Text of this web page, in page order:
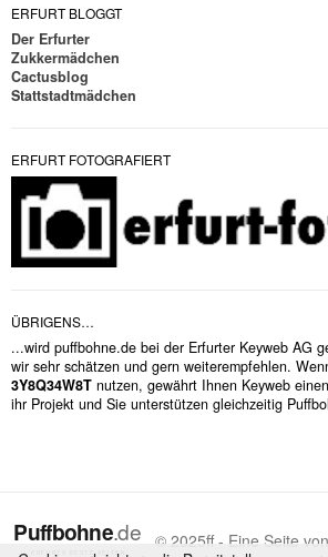
ERFURT BLOGGT
Der Erfurter
Zukkermädchen
Cactusblog
Stattstadtmädchen
ERFURT FOTOGRAFIERT
ÜBRIGENS…
...wird puffbohne.de bei der Erfurter Keyweb AG
wir sehr schätzen und gern weiterempfehlen.
3Y8Q34W8T nutzen, gewährt Ihnen Keyweb
ihr Projekt und Sie unterstützen gleichzeitig
© 2025ff - Eine Seite